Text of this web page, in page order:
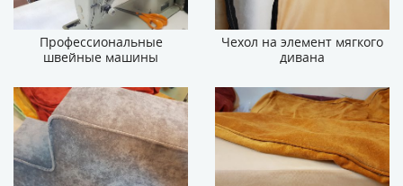
Профессиональные
швейные машины
Чехол на элемент мягкого
дивана